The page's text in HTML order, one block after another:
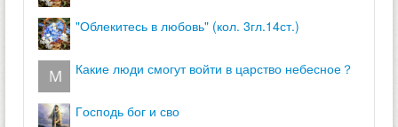
"облекитесь в любовь" (кол. 3гл.14ст.)
какие люди смогут войти в царство небесное？
господь бог и сво